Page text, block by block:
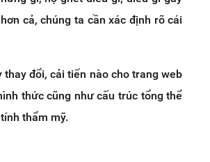
cả, chúng ta cần xác định rõ cái
đổi, cải tiến nào cho trang web
thức cũng như cấu trúc tổng thể
thẩm mỹ.